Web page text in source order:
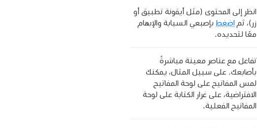
انظر إلى المحتوى (مثل أيقونة تطبيق أو
زر)، ثم
اضغط بإصبعي السبابة والإبهام
معًا لتحديده.
تفاعل مع عناصر معينة مباشرةً
بأصابعك. على سبيل المثال، يمكنك
لمس المفاتيح على لوحة المفاتيح
الافتراضية، على غرار الكتابة على لوحة
المفاتيح الفعلية.